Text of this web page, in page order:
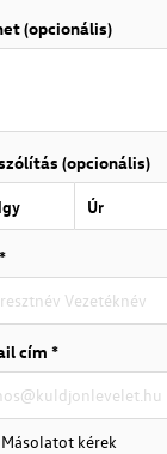
(opcionális)
(opcionális)
Úr
cím *
Másolatot kérek